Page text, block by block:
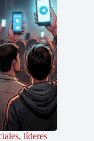
líderes